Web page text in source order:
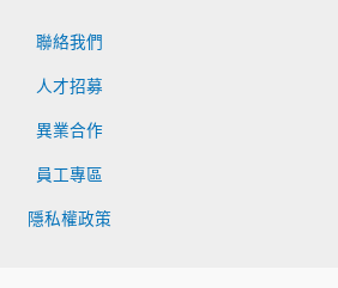
聯絡我們
人才招募
異業合作
員工專區
隱私權政策